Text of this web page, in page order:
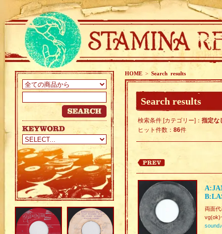
HOME > Search results
Search results
検索条件 [カテゴリー]： 指定な
ヒット件数： 86件
両面
sound♪